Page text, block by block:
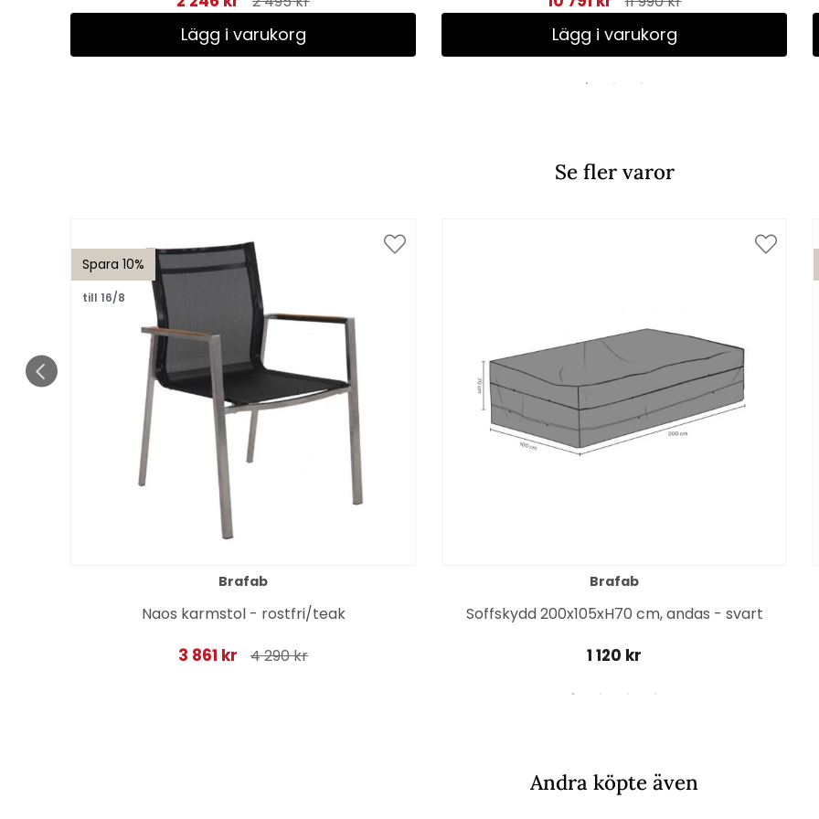
Lägg i varukorg Lägg i varukorg
Se fler varor
Spara 10%
till 16/8
Brafab
Naos karmstol - rostfri/teak
3 861 kr 4 290 kr
Brafab
Soffskydd 200x105xH70 cm, andas - svart
1 120 kr
Andra köpte även